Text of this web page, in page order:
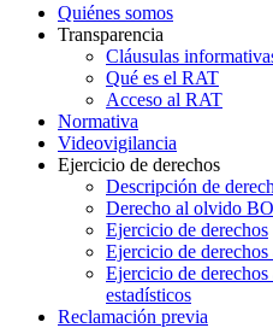
Quiénes somos
Transparencia
Cláusulas
Qué es el RAT
Acceso al RAT
Normativa
Videovigilancia
Ejercicio de derechos
Descripción de
Derecho al olvido
Ejercicio de derechos
Ejercicio de derechos
Ejercicio de
estadísticos
Reclamación previa